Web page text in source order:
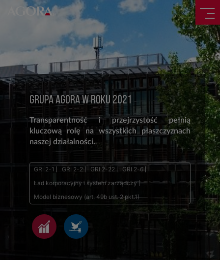
GRUPA AGORA W ROKU 2021
Transparentność i przejrzystość pełnią
kluczową rolę na wszystkich płaszczyznach
naszej działalności.
GRI 2-1 GRI 2-2 GRI 2-22
GRI 2-6
Ład korporacyjny i system zarządczy
Model biznesowy (art. 49b ust. 2 pkt.1)